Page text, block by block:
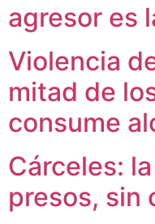
agresor es
Violencia
mitad de
consume
Cárceles:
presos, sin